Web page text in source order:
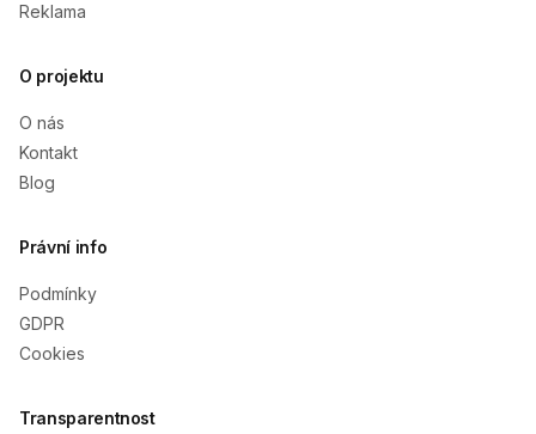
Reklama
O projektu
O nás
Kontakt
Blog
Právní info
Podmínky
GDPR
Cookies
Transparentnost